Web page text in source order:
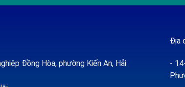
Đồng Hòa, phường Kiến An, Hải
Địa
-